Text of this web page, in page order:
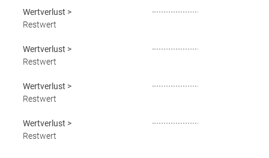
Wertverlust >
Restwert
Wertverlust >
Restwert
Wertverlust >
Restwert
Wertverlust >
Restwert